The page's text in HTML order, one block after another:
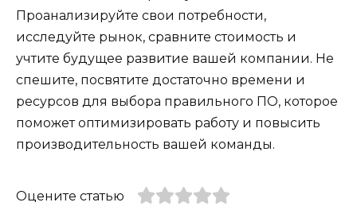
Проанализируйте свои потребности,
исследуйте рынок, сравните стоимость и
учтите будущее развитие вашей компании. Не
спешите, посвятите достаточно времени и
ресурсов для выбора правильного ПО, которое
поможет оптимизировать работу и повысить
производительность вашей команды.
Оцените статью